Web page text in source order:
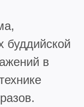
буддийской
в